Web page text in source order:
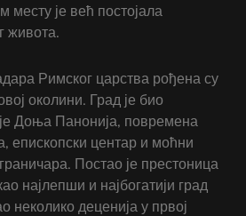
је већ постојала
живота.
Римског царства рођена су
околини. Град је био
Доња Панонија, повремена
епископски центар и моћни
Постао је престоница
најлепши и најбогатији град
неколико деценија у првој